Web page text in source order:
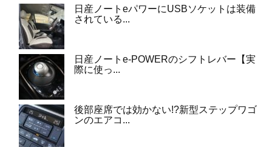
日産ノートeパワーにUSBソケットは装備
されている...
日産ノートe-POWERのシフトレバー【実
際に使っ...
後部座席では効かない!?新型ステップワゴ
ンのエアコ...